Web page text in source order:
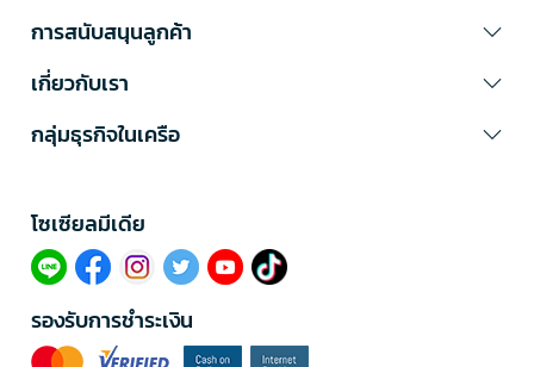
การสนับสนุนลูกค้า
เกี่ยวกับเรา
กลุ่มธุรกิจในเครือ
โซเซียลมีเดีย​
รองรับการชำระเงิน